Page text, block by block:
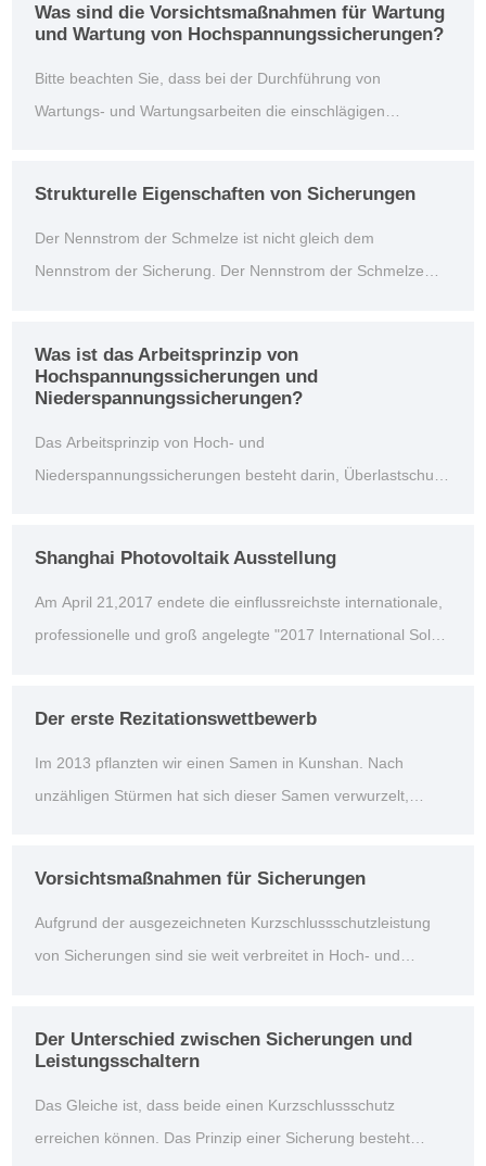
Auswahl von Sicherungen sollten Faktoren wie
Installationsmethode umfassend berücksichtigt werden. Ich
Was sind die Vorsichtsmaßnahmen für Wartung
und Wartung von Hochspannungssicherungen?
Bitte beachten Sie, dass bei der Durchführung von
Wartungs- und Wartungsarbeiten die einschlägigen
Wartungsvorschläge erforderlich sind, lesen Sie bitte die
Bedienungsanleitung der Sicherung nach oder wenden Si...
Strukturelle Eigenschaften von Sicherungen
Der Nennstrom der Schmelze ist nicht gleich dem
Nennstrom der Sicherung. Der Nennstrom der Schmelze
der Nennstrom der Schmelze sein und in Verbindung mit
dem elektrischen Hauptgerät bestimmt werden.
Was ist das Arbeitsprinzip von
Hochspannungssicherungen und
Niederspannungssicherungen?
Das Arbeitsprinzip von Hoch- und
Niederspannungssicherungen besteht darin, Überlastschutz
Überlastschutz wählt die Sicherung oder das
Sicherungselement innerhalb der Hoch- und
Niederspannungssicherung die entsprechende...
Shanghai Photovoltaik Ausstellung
Am April 21,2017 endete die einflussreichste internationale,
professionelle und groß angelegte "2017 International Solar
Ausstellungs...
Der erste Rezitationswettbewerb
Im 2013 pflanzten wir einen Samen in Kunshan. Nach
unzähligen Stürmen hat sich dieser Samen verwurzelt,
Saatguts und die erfolgreiche Umsetzung unseres ersten
Fünfjahresplans miterlebt. Jetzt stehen wir vor dem zweiten
Fün...
Vorsichtsmaßnahmen für Sicherungen
Aufgrund der ausgezeichneten Kurzschlussschutzleistung
von Sicherungen sind sie weit verbreitet in Hoch- und
Überstromschutz gehören sie zu den am weitesten
Der Unterschied zwischen Sicherungen und
Leistungsschaltern
Das Gleiche ist, dass beide einen Kurzschlussschutz
erreichen können. Das Prinzip einer Sicherung besteht